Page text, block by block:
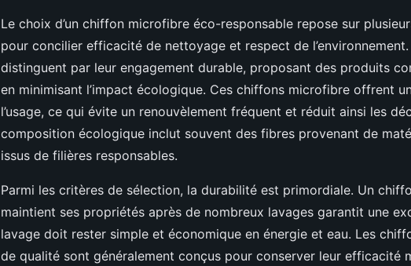
Le choix d’un chiffon microfibre éco-responsable repose sur
pour concilier efficacité de nettoyage et respect de
distinguent par leur engagement durable, proposant des produits
en minimisant l’impact écologique. Ces chiffons microfibre offrent
l’usage, ce qui évite un renouvèlement fréquent et réduit ainsi les
composition écologique inclut souvent des fibres provenant de
issus de filières responsables.
Parmi les critères de sélection, la durabilité est primordiale. Un
maintient ses propriétés après de nombreux lavages garantit une
lavage doit rester simple et économique en énergie et eau. Les
de qualité sont généralement conçus pour conserver leur efficacité